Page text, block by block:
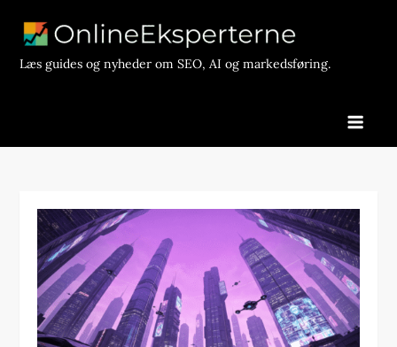
contentLæs guides og nyheder om SEO, AI og markedsføring.